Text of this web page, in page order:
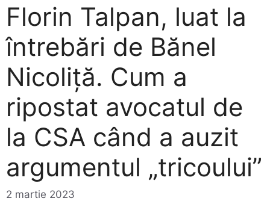
Florin Talpan, luat la
întrebări de Bănel
Nicoliță. Cum a
ripostat avocatul de
la CSA când a auzit
argumentul „tricoului”
2 martie 2023